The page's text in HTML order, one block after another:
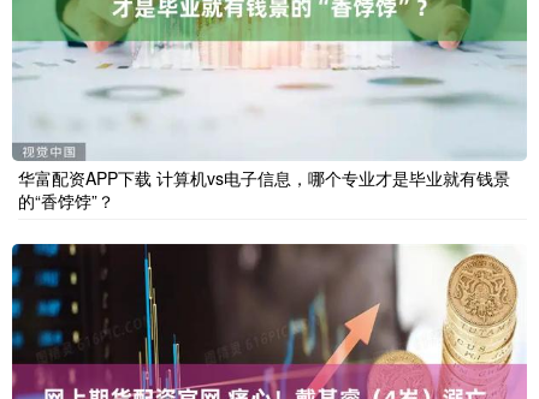
华富配资APP下载 计算机vs电子信息，哪个专业才是毕业就有钱景
的“香饽饽”？